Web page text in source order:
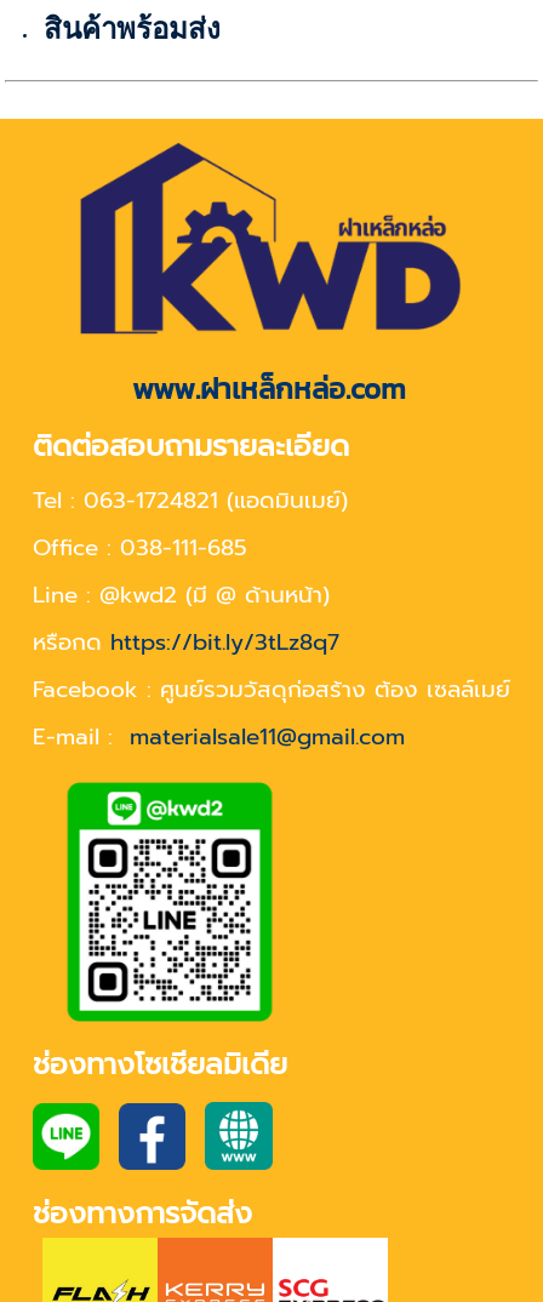
สินค้าพร้อมส่ง
www.ฝาเหล็กหล่อ.com
ติดต่อสอบถามรายละเอียด
Tel : 063-1724821 (แอดมินเมย์)
Office : 038-111-685
Line : @kwd2 (มี @ ด้านหน้า)
หรือกด https://bit.ly/3tLz8q7
Facebook : ศูนย์รวมวัสดุก่อสร้าง ต้อง เซลล์เมย์
E-mail : materialsale11@gmail.com
ช่องทางโซเชียลมิเดีย
ช่องทางการจัดส่ง